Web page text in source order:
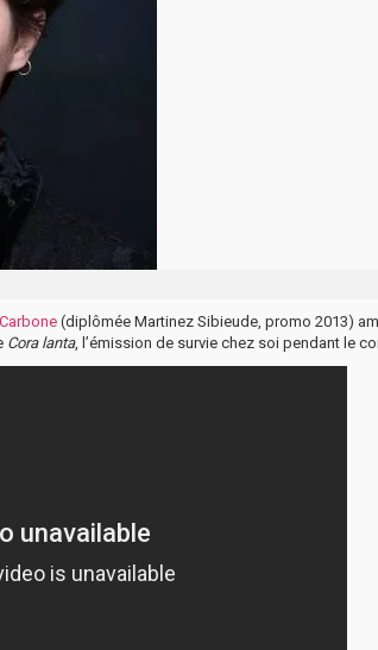
(diplômée Martinez Sibieude, promo 2013)
Cora lanta, l’émission de survie chez soi pendant le